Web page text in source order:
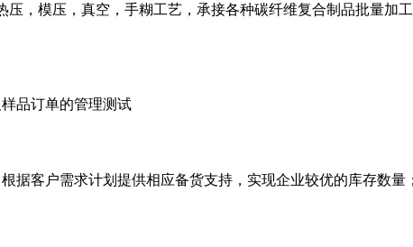
，模压，真空，手糊工艺，承接各种碳纤维复合制品批量加工
品订单的管理测试
据客户需求计划提供相应备货支持，实现企业较优的库存数